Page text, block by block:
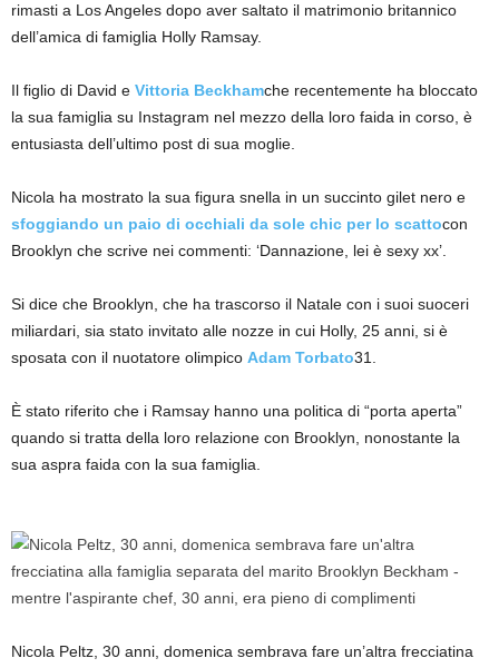
rimasti a Los Angeles dopo aver saltato il matrimonio britannico
dell’amica di famiglia Holly Ramsay.
Il figlio di David e Vittoria Beckhamche recentemente ha bloccato
la sua famiglia su Instagram nel mezzo della loro faida in corso, è
entusiasta dell’ultimo post di sua moglie.
Nicola ha mostrato la sua figura snella in un succinto gilet nero e
sfoggiando un paio di occhiali da sole chic per lo scattocon
Brooklyn che scrive nei commenti: ‘Dannazione, lei è sexy xx’.
Si dice che Brooklyn, che ha trascorso il Natale con i suoi suoceri
miliardari, sia stato invitato alle nozze in cui Holly, 25 anni, si è
sposata con il nuotatore olimpico Adam Torbato31.
È stato riferito che i Ramsay hanno una politica di “porta aperta”
quando si tratta della loro relazione con Brooklyn, nonostante la
sua aspra faida con la sua famiglia.
Nicola Peltz, 30 anni, domenica sembrava fare un’altra frecciatina